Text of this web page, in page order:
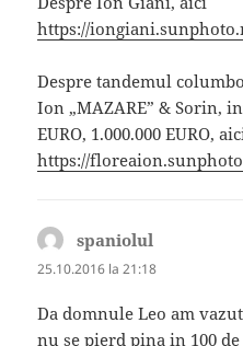
https://
Despre tandemul
Ion „MAZARE” & Sorin,
EURO, 1.000.000 EURO,
https://
spaniolul
25.10.2016 la 21:18
Da domnule Leo am
nu se pierd pina in 100